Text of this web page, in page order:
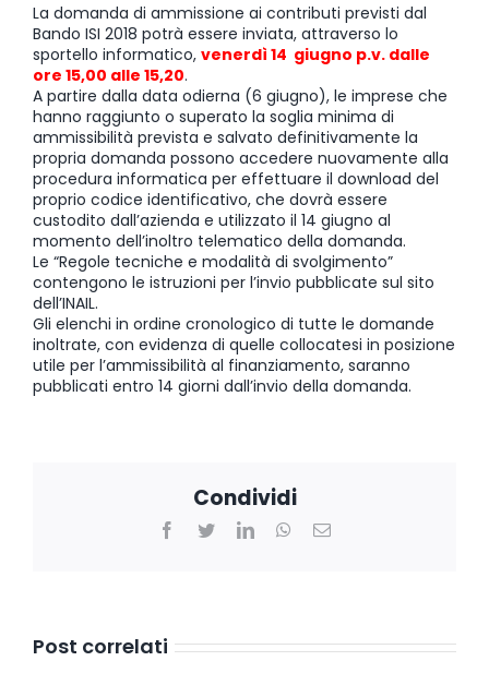
La domanda di ammissione ai contributi previsti dal
Bando ISI 2018 potrà essere inviata, attraverso lo
sportello informatico, venerdì 14 giugno p.v. dalle
ore 15,00 alle 15,20.
A partire dalla data odierna (6 giugno), le imprese che
hanno raggiunto o superato la soglia minima di
ammissibilità prevista e salvato definitivamente la
propria domanda possono accedere nuovamente alla
procedura informatica per effettuare il download del
proprio codice identificativo, che dovrà essere
custodito dall’azienda e utilizzato il 14 giugno al
momento dell’inoltro telematico della domanda.
Le “Regole tecniche e modalità di svolgimento”
contengono le istruzioni per l’invio pubblicate sul sito
dell’INAIL.
Gli elenchi in ordine cronologico di tutte le domande
inoltrate, con evidenza di quelle collocatesi in posizione
utile per l’ammissibilità al finanziamento, saranno
pubblicati entro 14 giorni dall’invio della domanda.
Condividi
Facebook
TwitterLinkedInWhatsApp
Email
Post correlati